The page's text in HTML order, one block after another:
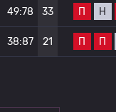
49:78 33 П Н
38:87 21 П П